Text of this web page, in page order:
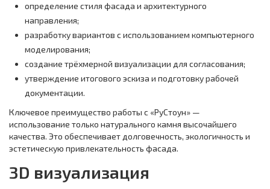
определение стиля фасада и архитектурного
направления;
разработку вариантов с использованием компьютерного
моделирования;
создание трёхмерной визуализации для согласования;
утверждение итогового эскиза и подготовку рабочей
документации.
Ключевое преимущество работы с «РуСтоун» —
использование только натурального камня высочайшего
качества. Это обеспечивает долговечность, экологичность и
эстетическую привлекательность фасада.
3D визуализация